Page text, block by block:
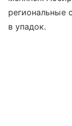
региональные
в упадок.